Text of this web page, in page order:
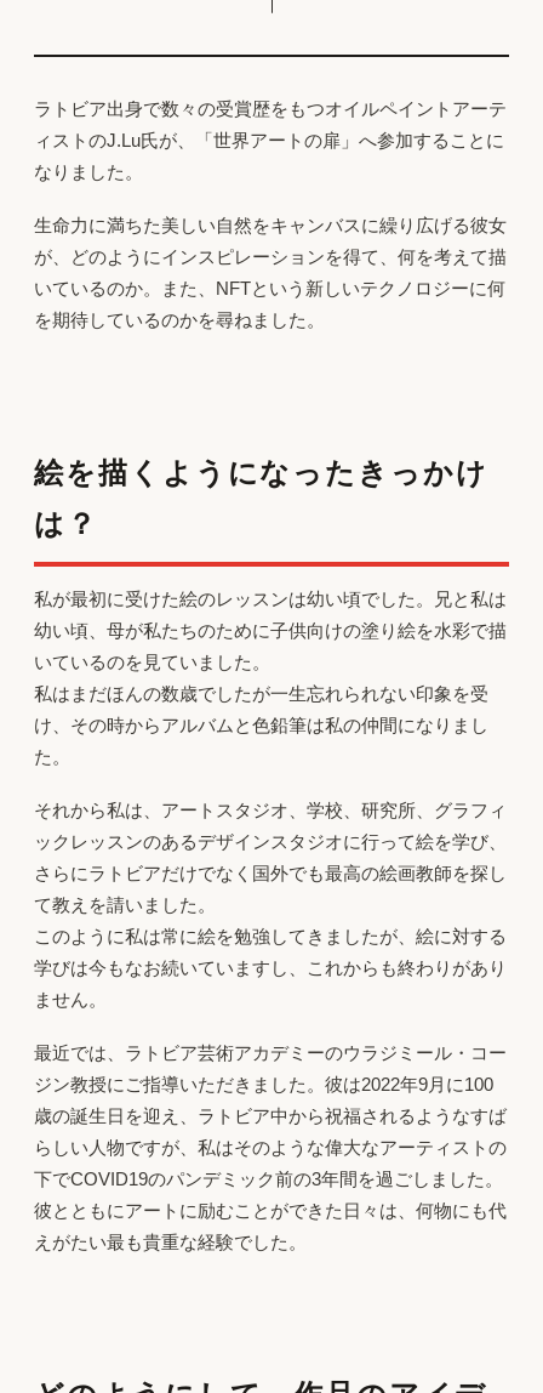
ラトビア出身で数々の受賞歴をもつオイルペイントアーテ
ィストのJ.Lu氏が、「世界アートの扉」へ参加することに
なりました。
生命力に満ちた美しい自然をキャンバスに繰り広げる彼女
が、どのようにインスピレーションを得て、何を考えて描
いているのか。また、NFTという新しいテクノロジーに何
を期待しているのかを尋ねました。
絵を描くようになったきっかけ
は？
私が最初に受けた絵のレッスンは幼い頃でした。兄と私は
幼い頃、母が私たちのために子供向けの塗り絵を水彩で描
いているのを見ていました。
私はまだほんの数歳でしたが一生忘れられない印象を受
け、その時からアルバムと色鉛筆は私の仲間になりまし
た。
それから私は、アートスタジオ、学校、研究所、グラフィ
ックレッスンのあるデザインスタジオに行って絵を学び、
さらにラトビアだけでなく国外でも最高の絵画教師を探し
て教えを請いました。
このように私は常に絵を勉強してきましたが、絵に対する
学びは今もなお続いていますし、これからも終わりがあり
ません。
最近では、ラトビア芸術アカデミーのウラジミール・コー
ジン教授にご指導いただきました。彼は2022年9月に100
歳の誕生日を迎え、ラトビア中から祝福されるようなすば
らしい人物ですが、私はそのような偉大なアーティストの
下でCOVID19のパンデミック前の3年間を過ごしました。
彼とともにアートに励むことができた日々は、何物にも代
えがたい最も貴重な経験でした。